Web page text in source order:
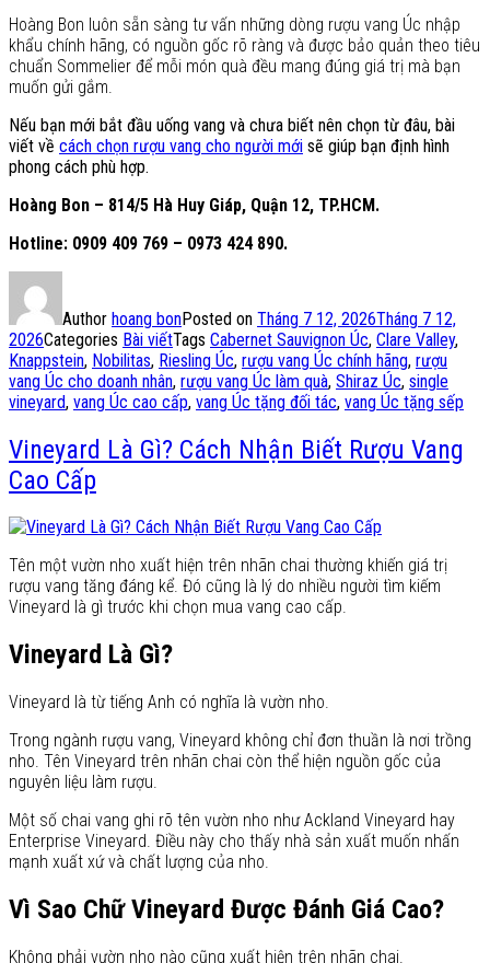
Hoàng Bon luôn sẵn sàng tư vấn những dòng rượu vang Úc nhập
khẩu chính hãng, có nguồn gốc rõ ràng và được bảo quản theo tiêu
chuẩn Sommelier để mỗi món quà đều mang đúng giá trị mà bạn
muốn gửi gắm.
Nếu bạn mới bắt đầu uống vang và chưa biết nên chọn từ đâu, bài
viết về cách chọn rượu vang cho người mới sẽ giúp bạn định hình
phong cách phù hợp.
Hoàng Bon – 814/5 Hà Huy Giáp, Quận 12, TP.HCM.
Hotline: 0909 409 769 – 0973 424 890.
Author hoang bonPosted on Tháng 7 12, 2026Tháng 7 12,
2026Categories Bài viếtTags Cabernet Sauvignon Úc, Clare Valley,
Knappstein, Nobilitas, Riesling Úc, rượu vang Úc chính hãng, rượu
vang Úc cho doanh nhân, rượu vang Úc làm quà, Shiraz Úc, single
vineyard, vang Úc cao cấp, vang Úc tặng đối tác, vang Úc tặng sếp
Vineyard Là Gì? Cách Nhận Biết Rượu Vang
Cao Cấp
Tên một vườn nho xuất hiện trên nhãn chai thường khiến giá trị
rượu vang tăng đáng kể. Đó cũng là lý do nhiều người tìm kiếm
Vineyard là gì trước khi chọn mua vang cao cấp.
Vineyard Là Gì?
Vineyard là từ tiếng Anh có nghĩa là vườn nho.
Trong ngành rượu vang, Vineyard không chỉ đơn thuần là nơi trồng
nho. Tên Vineyard trên nhãn chai còn thể hiện nguồn gốc của
nguyên liệu làm rượu.
Một số chai vang ghi rõ tên vườn nho như Ackland Vineyard hay
Enterprise Vineyard. Điều này cho thấy nhà sản xuất muốn nhấn
mạnh xuất xứ và chất lượng của nho.
Vì Sao Chữ Vineyard Được Đánh Giá Cao?
Không phải vườn nho nào cũng xuất hiện trên nhãn chai.